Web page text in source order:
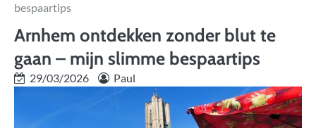
bespaartips
Arnhem ontdekken zonder blut te
gaan – mijn slimme bespaartips
29/03/2026 Paul